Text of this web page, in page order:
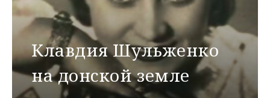
Клавдия Шульженко
на донской земле